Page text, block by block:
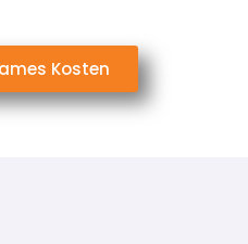
Kosten